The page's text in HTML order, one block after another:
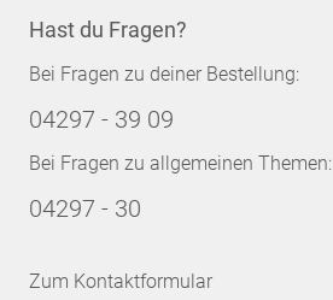
Hast du Fragen?
Bei Fragen zu deiner Bestellung:
04297 - 39 09
Bei Fragen zu allgemeinen Themen:
04297 - 30
Zum Kontaktformular